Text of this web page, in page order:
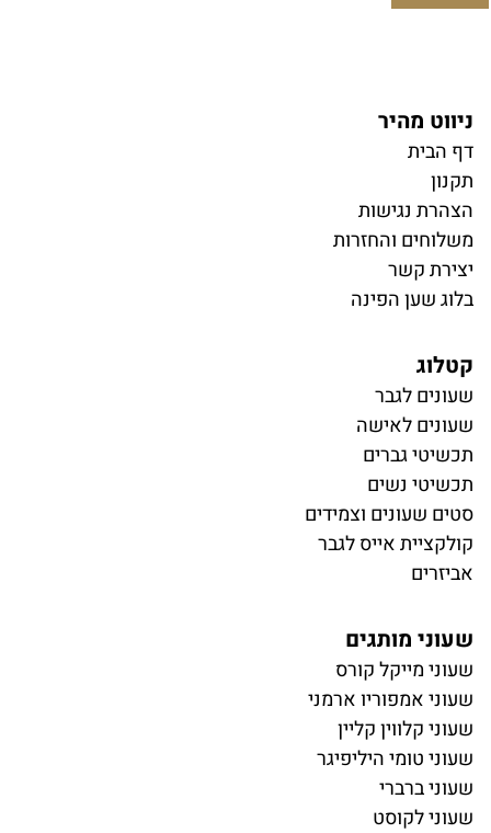
ניווט מהיר
דף הבית
תקנון
הצהרת נגישות
משלוחים והחזרות
יצירת קשר
בלוג שען הפינה
קטלוג
שעונים לגבר
שעונים לאישה
תכשיטי גברים
תכשיטי נשים
סטים שעונים וצמידים
קולקציית אייס לגבר
אביזרים
שעוני מותגים
שעוני מייקל קורס
שעוני אמפוריו ארמני
שעוני קלווין קליין
שעוני טומי היליפיגר
שעוני ברברי
שעוני לקוסט